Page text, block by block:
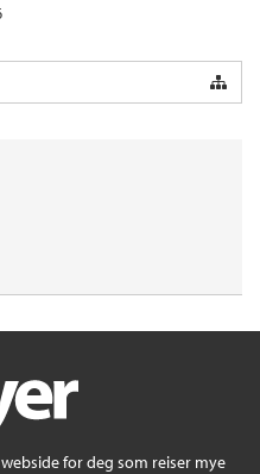
for deg som reiser mye